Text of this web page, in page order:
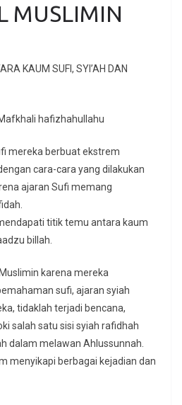
MUSLIMIN
KAUM SUFI, SYI’AH DAN
hafizhahullahu
mereka berbuat ekstrem
cara-cara yang dilakukan
ajaran Sufi memang
titik temu antara kaum
billah.
karena mereka
sufi, ajaran syiah
tidaklah terjadi bencana,
salah satu sisi syiah rafidhah
dalam melawan Ahlussunnah.
menyikapi berbagai kejadian dan